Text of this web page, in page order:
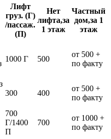
Лифт
груз. (Г)
/пассаж.
(П)
Нет
лифта,за
1 этаж
Частный
дом,за 1
этаж
1000 Г 500
от 500 +
по факту
300 400
от 500 +
по факту
700
Г/1400
П
700
от 1000 +
по факту